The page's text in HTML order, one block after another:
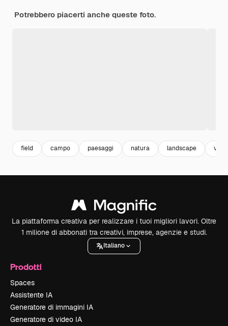
Potrebbero piacerti anche queste foto.
field campo paesaggi natura landscape
La piattaforma creativa per realizzare i tuoi migliori lavori. Oltre
1 milione di abbonati tra creativi, imprese, agenzie e studi.
Italiano
Prodotti
Spaces
Assistente IA
Generatore di immagini IA
Generatore di video IA